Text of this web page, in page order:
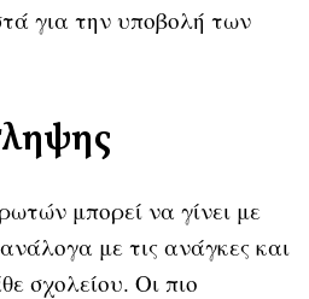
για την υποβολή των
μπορεί να γίνει με
με τις ανάγκες και
σχολείου. Οι πιο